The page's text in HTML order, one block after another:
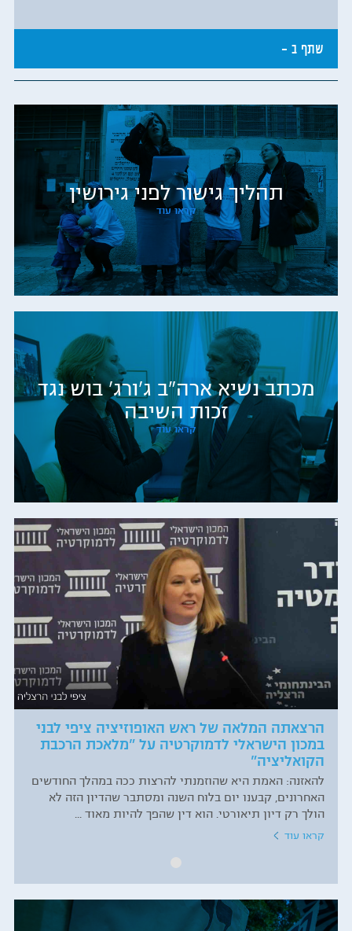
שתף ב -
תהליך גישור לפני גירושין
קראו עוד
מכתב נשיא ארה"ב ג'ורג' בוש נגד
זכות השיבה
קראו עוד
הרצאתה המלאה של ראש האופוזיציה ציפי לבני
במכון הישראלי לדמוקרטיה על "מלאכת הרכבת
הקואליציה"
להאזנה: האמת היא שהוזמנתי להרצות ככה במהלך החודשים
האחרונים, קבענו יום בלוח השנה ומסתבר שהדיון הזה לא
הולך רק דיון תיאורטי. הוא דין שהפך להיות מאוד ...
קראו עוד